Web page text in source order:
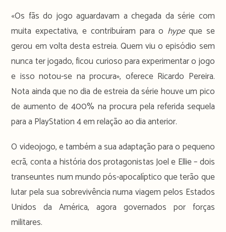
«Os fãs do jogo aguardavam a chegada da série com
muita expectativa, e contribuíram para o hypeque se
gerou em volta desta estreia. Quem viu o episódio sem
nunca ter jogado, ficou curioso para experimentar o jogo
e isso notou-se na procura», oferece Ricardo Pereira.
Nota ainda que no dia de estreia da série houve um pico
de aumento de 400% na procura pela referida sequela
para a PlayStation 4 em relação ao dia anterior.
O videojogo, e também a sua adaptação para o pequeno
ecrã, conta a história dos protagonistas Joel e Ellie – dois
transeuntes num mundo pós-apocalíptico que terão que
lutar pela sua sobrevivência numa viagem pelos Estados
Unidos da América, agora governados por forças
militares.